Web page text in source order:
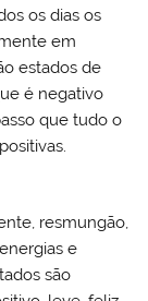
os dias os
em
estados de
é negativo
que tudo o
resmungão,
e
são